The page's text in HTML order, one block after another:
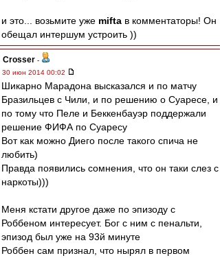
и это... возьмите уже mifta в комментаторы! Он
обещал интершум устроить ))
Crosser -
30 июн 2014 00:02
Шикарно Марадона высказался и по матчу
Бразильцев с Чили, и по решению о Суаресе, и
по тому что Пеле и Беккенбауэр поддержали
решение ФИФА по Суаресу
Вот как можно Диего после такого спича не
любить)
Правда появились сомнения, что он таки слез с
наркоты)))
Меня кстати другое даже по эпизоду с
Роббеном интересует. Бог с ним с пенальти,
эпизод был уже на 93й минуте
Роббен сам признал, что нырял в первом